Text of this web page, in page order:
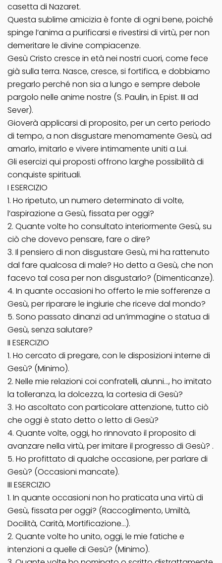
casetta di Nazaret.
Questa sublime amicizia è fonte di ogni bene, poiché
spinge l’anima a purificarsi e rivestirsi di virtù, per non
demeritare le divine compiacenze.
Gesù Cristo cresce in età nei nostri cuori, come fece
già sulla terra. Nasce, cresce, si fortifica, e dobbiamo
pregarlo perché non sia a lungo e sempre debole
pargolo nelle anime nostre (S. Paulin, in Epist. III ad
Sever).
Gioverà applicarsi di proposito, per un certo periodo
di tempo, a non disgustare menomamente Gesù, ad
amarlo, imitarlo e vivere intimamente uniti a Lui.
Gli esercizi qui proposti offrono larghe possibilità di
conquiste spirituali.
I ESERCIZIO
1. Ho ripetuto, un numero determinato di volte,
l’aspirazione a Gesù, fissata per oggi?
2. Quante volte ho consultato interiormente Gesù, su
ciò che dovevo pensare, fare o dire?
3. Il pensiero di non disgustare Gesù, mi ha rattenuto
dal fare qualcosa di male? Ho detto a Gesù, che non
facevo tal cosa per non disgustarlo? (Dimenticanze).
4. In quante occasioni ho offerto le mie sofferenze a
Gesù, per riparare le ingiurie che riceve dal mondo?
5. Sono passato dinanzi ad un’immagine o statua di
Gesù, senza salutare?
II ESERCIZIO
1. Ho cercato di pregare, con le disposizioni interne di
Gesù? (Minimo).
2. Nelle mie relazioni coi confratelli, alunni…, ho imitato
la tolleranza, la dolcezza, la cortesia di Gesù?
3. Ho ascoltato con particolare attenzione, tutto ciò
che oggi è stato detto o letto di Gesù?
4. Quante volte, oggi, ho rinnovato il proposito di
avanzare nella virtù, per imitare il progresso di Gesù? .
5. Ho profittato di qualche occasione, per parlare di
Gesù? (Occasioni mancate).
III ESERCIZIO
1. In quante occasioni non ho praticata una virtù di
Gesù, fissata per oggi? (Raccoglimento, Umiltà,
Docilità, Carità, Mortificazione…).
2. Quante volte ho unito, oggi, le mie fatiche e
intenzioni a quelle di Gesù? (Minimo).